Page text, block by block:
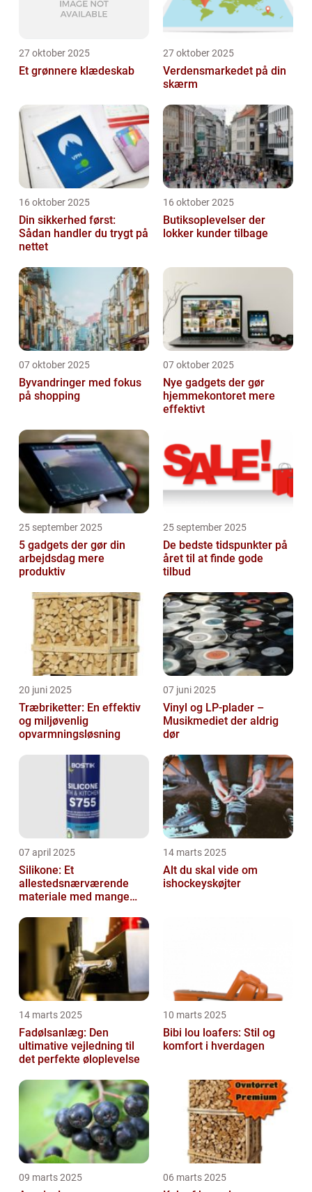
27 oktober 2025
Et grønnere klædeskab
27 oktober 2025
Verdensmarkedet på din
skærm
16 oktober 2025
Din sikkerhed først:
Sådan handler du trygt på
nettet
16 oktober 2025
Butiksoplevelser der
lokker kunder tilbage
07 oktober 2025
Byvandringer med fokus
på shopping
07 oktober 2025
Nye gadgets der gør
hjemmekontoret mere
effektivt
25 september 2025
5 gadgets der gør din
arbejdsdag mere
produktiv
25 september 2025
De bedste tidspunkter på
året til at finde gode
tilbud
20 juni 2025
Træbriketter: En effektiv
og miljøvenlig
opvarmningsløsning
07 juni 2025
Vinyl og LP-plader –
Musikmediet der aldrig
dør
07 april 2025
Silikone: Et
allestedsnærværende
materiale med mange
14 marts 2025
Alt du skal vide om
ishockeyskøjter
14 marts 2025
Fadølsanlæg: Den
ultimative vejledning til
det perfekte øloplevelse
10 marts 2025
Bibi lou loafers: Stil og
komfort i hverdagen
09 marts 2025 06 marts 2025